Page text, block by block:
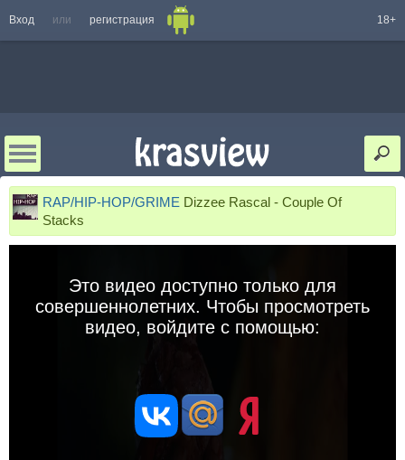
Вход или регистрация 18+
RAP/HIP-HOP/GRIME Dizzee Rascal - Couple Of
Stacks
Это видео доступно только для
совершеннолетних. Чтобы просмотреть
видео, войдите с помощью: